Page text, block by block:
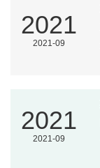
2021
2021-09
2021
2021-09